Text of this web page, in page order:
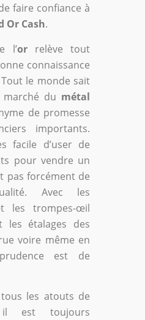
faire confiance à
Or Cash.
l’orrelève tout
connaissance
le monde sait
du métal
de promesse
importants.
facile d’user de
pour vendre un
pas forcément de
Avec les
les trompes-œil
les étalages des
voire même en
est de
les atouts de
est toujours